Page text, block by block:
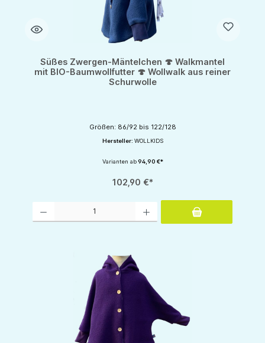
Süßes Zwergen-Mäntelchen 🍄 Walkmantel
mit BIO-Baumwollfutter 🍄 Wollwalk aus reiner
Schurwolle
Größen: 86/92 bis 122/128
Hersteller: WOLLKIDS
Varianten ab94,90 €*
102,90 €*